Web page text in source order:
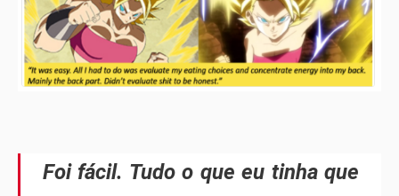
Foi fácil. Tudo o que eu tinha que